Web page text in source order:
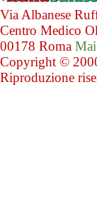
Via Albanese
Centro Medico
00178 Roma
Copyright ©
Riproduzione